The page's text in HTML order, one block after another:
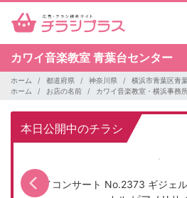
カワイ音楽教室 青葉台センター
ホーム 都道府県 神奈川県
横浜市青葉区青
ホーム
お店の名前 カワイ音楽教室・横浜事務
本日公開中のチラシ
カワイコンサート No.2373 ギジェ